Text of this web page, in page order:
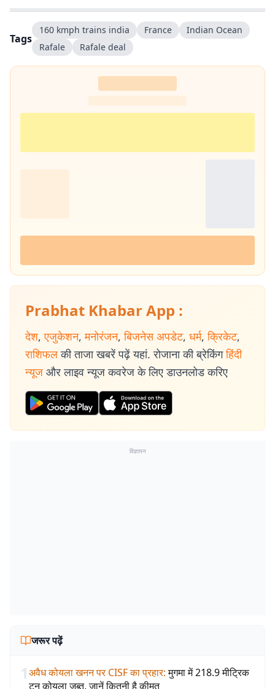
Tags
160 kmph trains india France
Indian Ocean
Rafale
Rafale deal
Prabhat Khabar App :
देश, एजुकेशन, मनोरंजन, बिजनेस अपडेट, धर्म, क्रिकेट,
राशिफल की ताजा खबरें पढ़ें यहां. रोजाना की ब्रेकिंग हिंदी
न्यूज और लाइव न्यूज कवरेज के लिए डाउनलोड करिए
विज्ञापन
जरूर पढ़ें
1अवैध कोयला खनन पर CISF का प्रहार: मुगमा में 218.9 मीट्रिक
टन कोयला जब्त, जानें कितनी है कीमत